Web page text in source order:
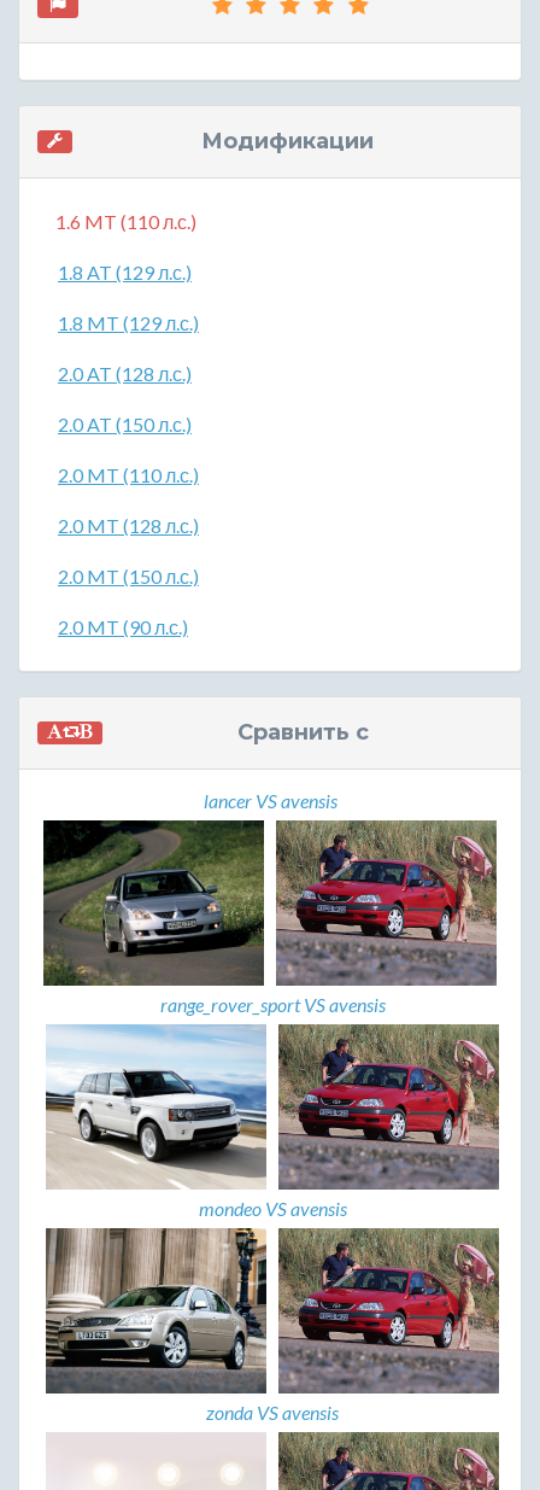
Модификации
1.6 MT (110 л.с.)
1.8 AT (129 л.с.)
1.8 MT (129 л.с.)
2.0 AT (128 л.с.)
2.0 AT (150 л.с.)
2.0 MT (110 л.с.)
2.0 MT (128 л.с.)
2.0 MT (150 л.с.)
2.0 MT (90 л.с.)
Сравнить с
lancer VS avensis
range_rover_sport VS avensis
mondeo VS avensis
zonda VS avensis